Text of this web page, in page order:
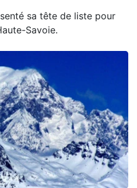
sa tête de liste pour
Savoie.